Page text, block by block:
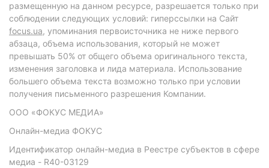
размещенную на данном ресурсе, разрешается только при
соблюдении следующих условий: гиперссылки на Сайт
focus.ua, упоминания первоисточника не ниже первого
абзаца, объема использования, который не может
превышать 50% от общего объема оригинального текста,
изменения заголовка и лида материала. Использование
большего объема текста возможно только при условии
получения письменного разрешения Компании.
ООО «ФОКУС МЕДИА»
Онлайн-медиа ФОКУС
Идентификатор онлайн-медиа в Реестре субъектов в сфере
медиа - R40-03129